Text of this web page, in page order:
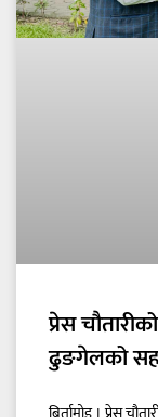
प्रेस
ढुङगेलको